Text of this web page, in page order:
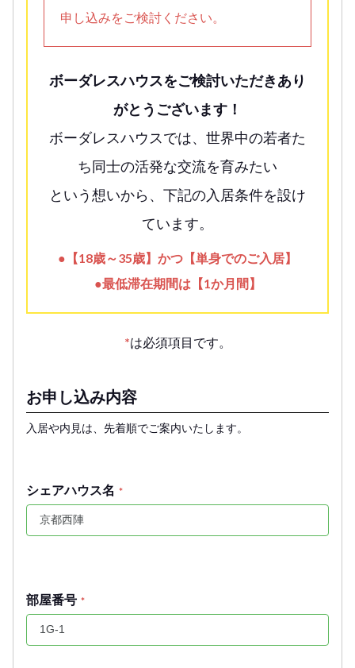
申し込みをご検討ください。
ボーダレスハウスをご検討いただきあり
がとうございます！
ボーダレスハウスでは、世界中の若者た
ち同士の活発な交流を育みたい
という想いから、下記の入居条件を設け
ています。
●【18歳～35歳】かつ【単身でのご入居】
●最低滞在期間は【1か月間】
*は必須項目です。
お申し込み内容
入居や内見は、先着順でご案内いたします。
シェアハウス名 *
部屋番号 *